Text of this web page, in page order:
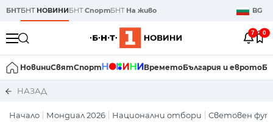
БНТБНТ НОВИНИБНТСпортБНТ На живо BG
7 0
НовиниСвятСпорт ВреметоБългария и еврото
НАЗАД
Начало Мондиал 2026 Национални отбори Световен